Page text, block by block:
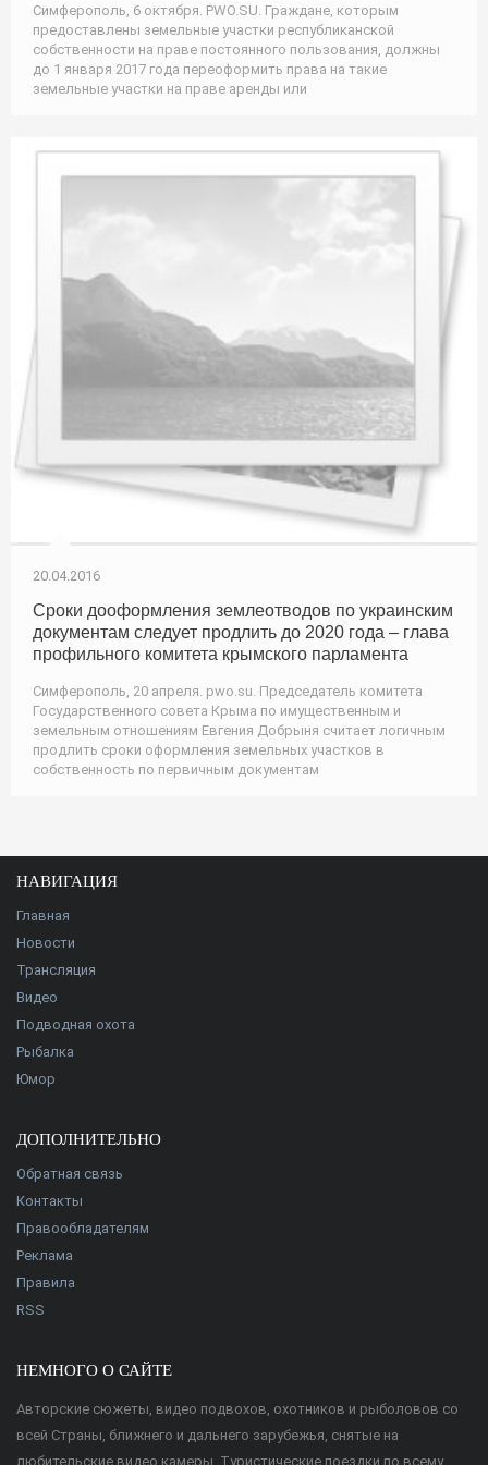
Симферополь, 6 октября. PWO.SU. Граждане, которым
предоставлены земельные участки республиканской
собственности на праве постоянного пользования, должны
до 1 января 2017 года переоформить права на такие
земельные участки на праве аренды или
20.04.2016
Сроки дооформления землеотводов по украинским
документам следует продлить до 2020 года – глава
профильного комитета крымского парламента
Симферополь, 20 апреля. pwo.su. Председатель комитета
Государственного совета Крыма по имущественным и
земельным отношениям Евгения Добрыня считает логичным
продлить сроки оформления земельных участков в
собственность по первичным документам
НАВИГАЦИЯ
Главная
Новости
Трансляция
Видео
Подводная охота
Рыбалка
Юмор
ДОПОЛНИТЕЛЬНО
Обратная связь
Контакты
Правообладателям
Реклама
Правила
RSS
НЕМНОГО О САЙТЕ
Авторские сюжеты, видео подвохов, охотников и рыболовов со
всей Страны, ближнего и дальнего зарубежья, снятые на
любительские видео камеры. Туристические поездки по всему